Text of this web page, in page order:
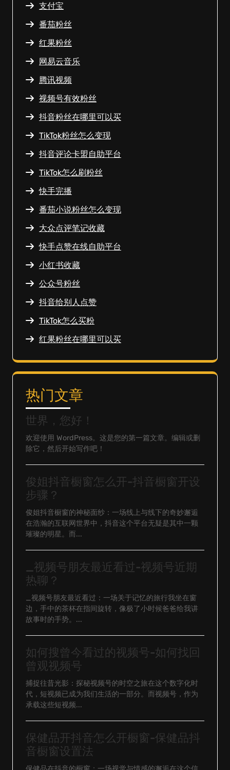
支付宝
番茄粉丝
红果粉丝
网易云音乐
腾讯视频
视频号有效粉丝
抖音粉丝在哪里可以买
TikTok粉丝怎么变现
抖音评论卡盟自助平台
TikTok怎么刷粉丝
快手完播
番茄小说粉丝怎么变现
大众点评笔记收藏
快手点赞在线自助平台
小红书收藏
公众号粉丝
抖音给别人点赞
TikTok怎么买粉
红果粉丝在哪里可以买
热门文章
世界，您好！
欢迎使用 WordPress。这是您的第一篇文章。编辑或删
除它，然后开始写作吧！
俊姐抖音橱窗怎么开-抖音橱窗开设
步骤？
俊姐抖音橱窗的神秘面纱：一场线上与线下的奇妙邂逅
在浩瀚的互联网世界中，抖音这个平台无疑是其中一颗
璀璨的明星。而...
_视频号朋友最近看过-视频号近期
热聊？
_视频号朋友最近看过：一场关于记忆的旅行我坐在窗
边，手中的茶杯在指间旋转，像极了小时候爸爸给我讲
故事时的手势。...
如何搜曾今看过的视频号-如何找回
曾观视频号
捕捉往昔光影：探秘视频号的时空之旅在这个数字化时
代，短视频已成为我们生活的一部分。而视频号，作为
承载这些短视频...
保健品开抖音怎么开橱窗-保健品抖
音橱窗设置法